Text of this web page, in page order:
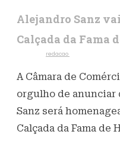
Alejandro Sanz
Calçada da Fama
redacao
A Câmara de
orgulho de anunciar
Sanz será
Calçada da Fama